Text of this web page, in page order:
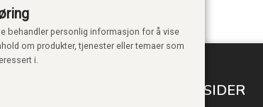
MINE SIDER
behandler personlig informasjon for å vise
om produkter, tjenester eller temaer som
i.